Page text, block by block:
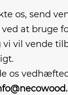
os, send
ved at bruge
vi vil vende
os